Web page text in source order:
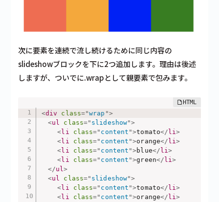
次に要素を連続で流し続けるために同じ内容の
slideshowブロックを下に2つ追加します。理由は後述
しますが、ついでに.wrapとして親要素で包みます。
<div class="wrap ">
<ul class=" slideshow">
<li class=" content ">tomato</ li>
<li class=" content ">orange</ li>
<li class=" content ">blue</ li>
<li class=" content ">green</ li>
</ul>
<ul class=" slideshow">
<li class=" content ">tomato</ li>
<li class=" content ">orange</ li>